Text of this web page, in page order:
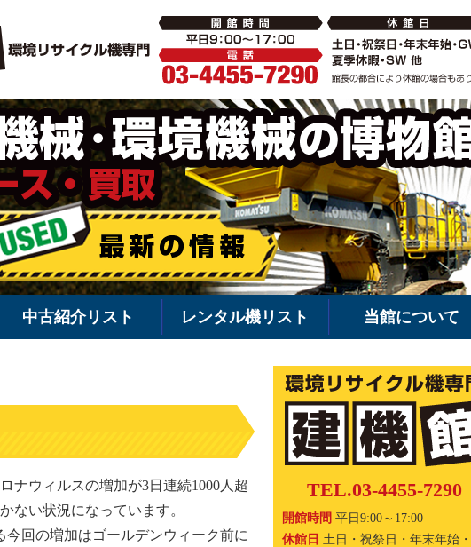
中古紹介リスト レンタル機リスト 当館について
ナウィルスの増加が3日連続1000人超
ない状況になっています。
今回の増加はゴールデンウィーク前に
TEL.03-4455-7290
開館時間 平日9:00～17:00
休館日 土日・祝祭日・年末年始・